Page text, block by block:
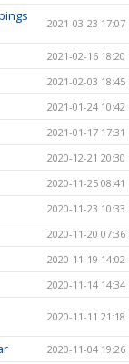
2021-03-23 17:07
2021-02-16 18:20
2021-02-03 18:45
2021-01-24 10:42
2021-01-17 17:31
2020-12-21 20:30
2020-11-25 08:41
2020-11-23 10:33
2020-11-20 07:36
2020-11-19 14:02
2020-11-14 14:34
2020-11-11 21:18
2020-11-04 19:26